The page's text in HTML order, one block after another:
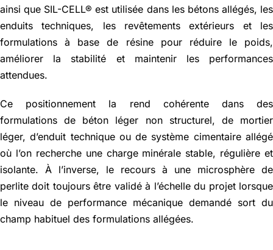
ainsi que SIL-CELL® est utilisée dans les bétons allégés, les
enduits techniques, les revêtements extérieurs et les
formulations à base de résine pour réduire le poids,
améliorer la stabilité et maintenir les performances
attendues.
Ce positionnement la rend cohérente dans des
formulations de béton léger non structurel, de mortier
léger, d’enduit technique ou de système cimentaire allégé
où l’on recherche une charge minérale stable, régulière et
isolante. À l’inverse, le recours à une microsphère de
perlite doit toujours être validé à l’échelle du projet lorsque
le niveau de performance mécanique demandé sort du
champ habituel des formulations allégées.